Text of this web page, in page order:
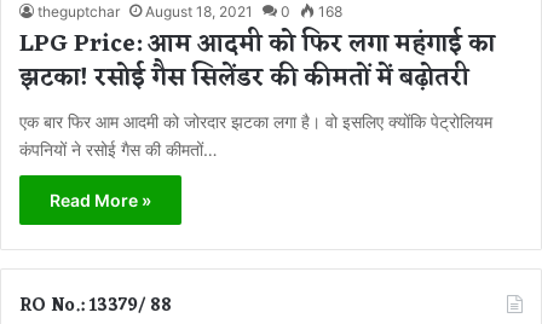
theguptchar August 18, 2021 0 168
LPG Price: आम आदमी को फिर लगा महंगाई का
झटका! रसोई गैस सिलेंडर की कीमतों में बढ़ोतरी
एक बार फिर आम आदमी को जोरदार झटका लगा है। वो इसलिए क्योंकि पेट्रोलियम
कंपनियों ने रसोई गैस की कीमतों…
Read More »
RO No.: 13379/ 88